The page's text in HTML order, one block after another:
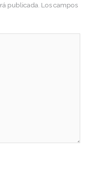
publicada. Los campos